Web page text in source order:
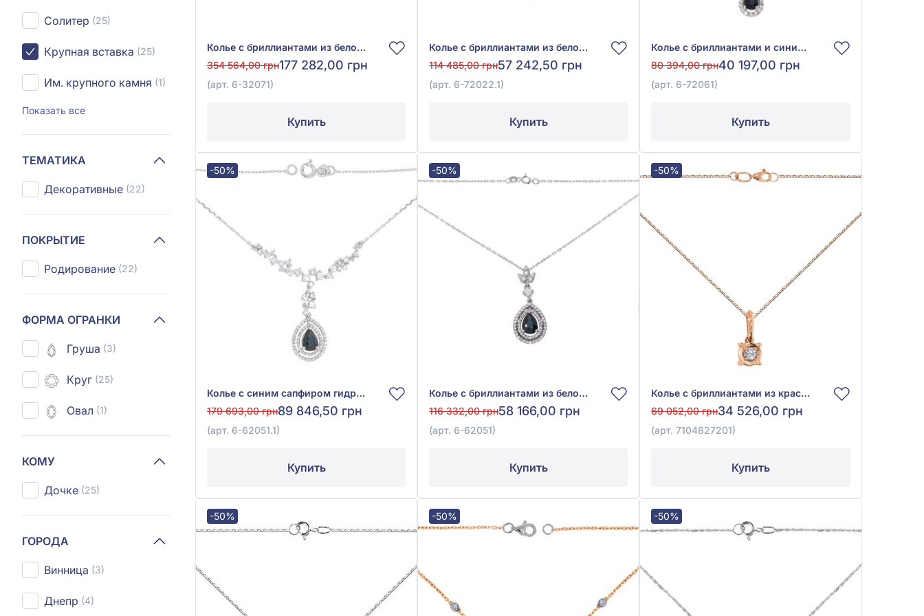
Солитер (25)
Крупная вставка (25)
Им. крупного камня (1)
Показать все
ТЕМАТИКА
Декоративные (22)
ПОКРЫТИЕ
Родирование (22)
ФОРМА ОГРАНКИ
Груша (3)
Круг (25)
Овал (1)
КОМУ
Дочке (25)
ГОРОДА
Винница (3)
Днепр (4)
Колье с бриллиантами из белого золота 585°, бриллиант 1,59ct, арт. 6-32071
354 564,00 грн177 282,00 грн
(арт. 6-32071)
Купить
Колье с бриллиантами из белого золота 585° с синими бриллиантами 0,08ct, синим сапфиром гидро. 0,23ct и прозрачными бриллиантами 0,27ct, арт. 6-72022.1
114 485,00 грн57 242,50 грн
(арт. 6-72022.1)
Купить
Колье с бриллиантами и синим сапфиром из белого золота 585°, Бриллиант 0,11ct, Синий Сапфир 0,57ct, арт. 6-72061
80 394,00 грн40 197,00 грн
(арт. 6-72061)
Купить
-50%
Колье с синим сапфиром гидро. 0,9ct и бриллиантами 0,66ct из белого золота 585°, арт. 6-62051.1
179 693,00 грн89 846,50 грн
(арт. 6-62051.1)
Купить
-50%
Колье с бриллиантами из белого золота 585° с синим сапфиром 0,71ct и бриллиантом 0,26ct, арт. 6-62051
116 332,00 грн58 166,00 грн
(арт. 6-62051)
Купить
-50%
Колье с бриллиантами из красного золота 585°, бриллиант 0,09ct, арт. 7104827201
69 052,00 грн34 526,00 грн
(арт. 7104827201)
Купить
-50% -50% -50%